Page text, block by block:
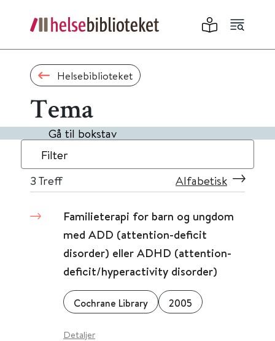
Helsebiblioteket
Tema
Gå til bokstav
Filter
3 Treff Alfabetisk
Familieterapi for barn og ungdom
med ADD (attention-deficit
disorder) eller ADHD (attention-
deficit/hyperactivity disorder)
Cochrane Library 2005
Detaljer